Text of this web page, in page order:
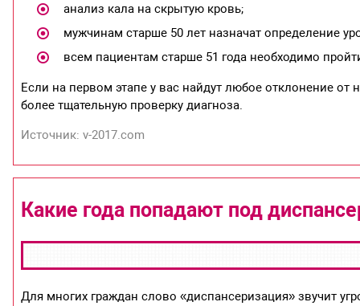
анализ кала на скрытую кровь;
мужчинам старше 50 лет назначат определение
всем пациентам старше 51 года необходимо
Если на первом этапе у вас найдут любое отклонение
более тщательную проверку диагноза.
Источник: v-2017.com
Какие года попадают под
Для многих граждан слово «диспансеризация» звучит